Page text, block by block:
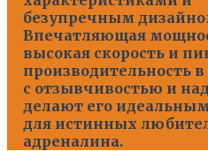
безупречным
Впечатляющая
высокая скорость и
производительность
с отзывчивостью и
делают его
для истинных
адреналина.